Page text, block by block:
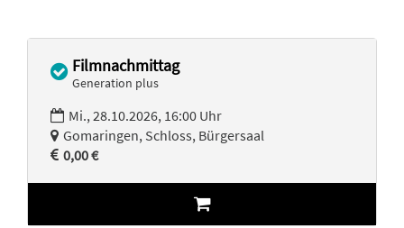
Filmnachmittag
Generation plus
Mi., 28.10.2026, 16:00 Uhr
Gomaringen, Schloss, Bürgersaal
0,00 €